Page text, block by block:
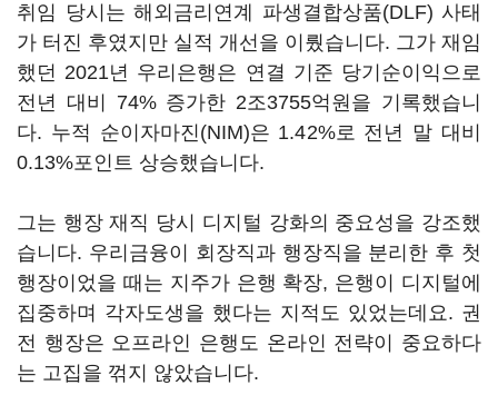
취임 당시는 해외금리연계 파생결합상품(DLF) 사태
가 터진 후였지만 실적 개선을 이뤘습니다. 그가 재임
했던 2021년 우리은행은 연결 기준 당기순이익으로
전년 대비 74% 증가한 2조3755억원을 기록했습니
다. 누적 순이자마진(NIM)은 1.42%로 전년 말 대비
0.13%포인트 상승했습니다.
그는 행장 재직 당시 디지털 강화의 중요성을 강조했
습니다. 우리금융이 회장직과 행장직을 분리한 후 첫
행장이었을 때는 지주가 은행 확장, 은행이 디지털에
집중하며 각자도생을 했다는 지적도 있었는데요. 권
전 행장은 오프라인 은행도 온라인 전략이 중요하다
는 고집을 꺾지 않았습니다.